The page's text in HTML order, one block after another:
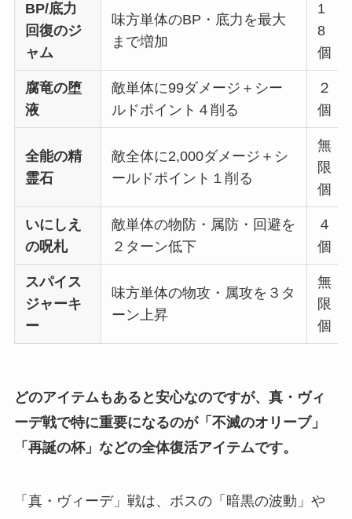
BP/底力
回復のジ
ャム
味方単体のBP・底力を最大
まで増加
1
8
個
腐竜の堕
液
敵単体に99ダメージ＋シー
ルドポイント４削る
２
個
全能の精
霊石
敵全体に2,000ダメージ＋シ
ールドポイント１削る
無
限
個
いにしえ
の呪札
敵単体の物防・属防・回避を
２ターン低下
４
個
スパイス
ジャーキ
ー
味方単体の物攻・属攻を３タ
ーン上昇
無
限
個
どのアイテムもあると安心なのですが、真・ヴィ
ーデ戦で特に重要になるのが「不滅のオリーブ」
「再誕の杯」などの全体復活アイテムです。
「真・ヴィーデ」戦は、ボスの「暗黒の波動」や